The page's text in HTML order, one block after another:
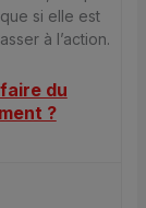
si elle est
à l’action.
du
?